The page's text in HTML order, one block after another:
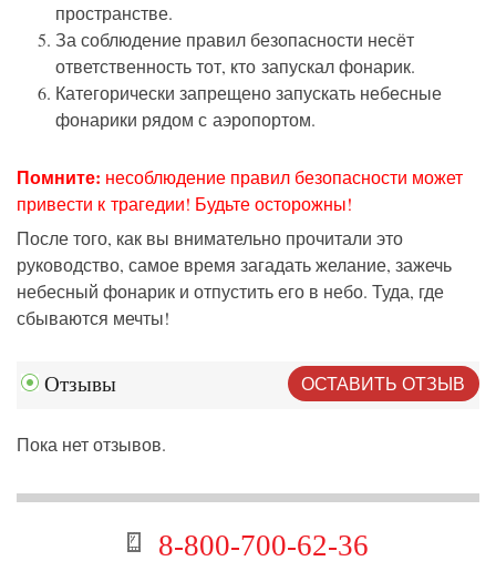
пространстве.
За соблюдение правил безопасности несёт
ответственность тот, кто запускал фонарик.
Категорически запрещено запускать небесные
фонарики рядом с аэропортом.
Помните: несоблюдение правил безопасности может
привести к трагедии! Будьте осторожны!
После того, как вы внимательно прочитали это
руководство, самое время загадать желание, зажечь
небесный фонарик и отпустить его в небо. Туда, где
сбываются мечты!
Отзывы ОСТАВИТЬ ОТЗЫВ
Пока нет отзывов.
8-800-700-62-36